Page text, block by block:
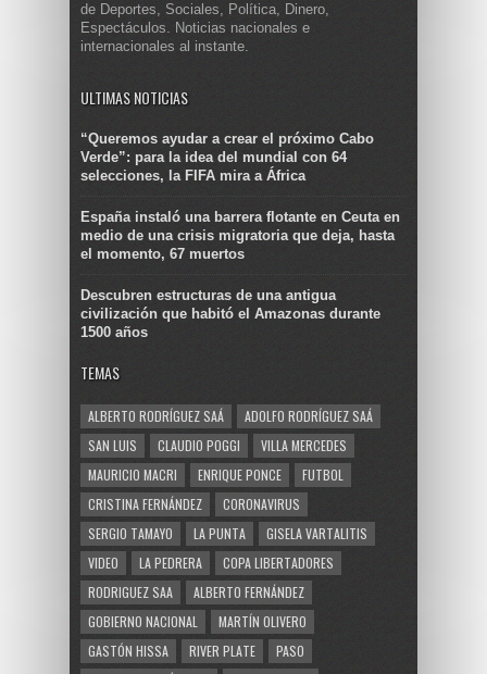
de Deportes, Sociales, Política, Dinero,
Espectáculos. Noticias nacionales e
internacionales al instante.
ULTIMAS NOTICIAS
“Queremos ayudar a crear el próximo Cabo
Verde”: para la idea del mundial con 64
selecciones, la FIFA mira a África
España instaló una barrera flotante en Ceuta en
medio de una crisis migratoria que deja, hasta
el momento, 67 muertos
Descubren estructuras de una antigua
civilización que habitó el Amazonas durante
1500 años
TEMAS
ALBERTO RODRÍGUEZ SAÁ
ADOLFO RODRÍGUEZ SAÁ
SAN LUIS
CLAUDIO POGGI
VILLA MERCEDES
MAURICIO MACRI
ENRIQUE PONCE
FUTBOL
CRISTINA FERNÁNDEZ
CORONAVIRUS
SERGIO TAMAYO
LA PUNTA
GISELA VARTALITIS
VIDEO
LA PEDRERA
COPA LIBERTADORES
RODRIGUEZ SAA
ALBERTO FERNÁNDEZ
GOBIERNO NACIONAL
MARTÍN OLIVERO
GASTÓN HISSA
RIVER PLATE
PASO